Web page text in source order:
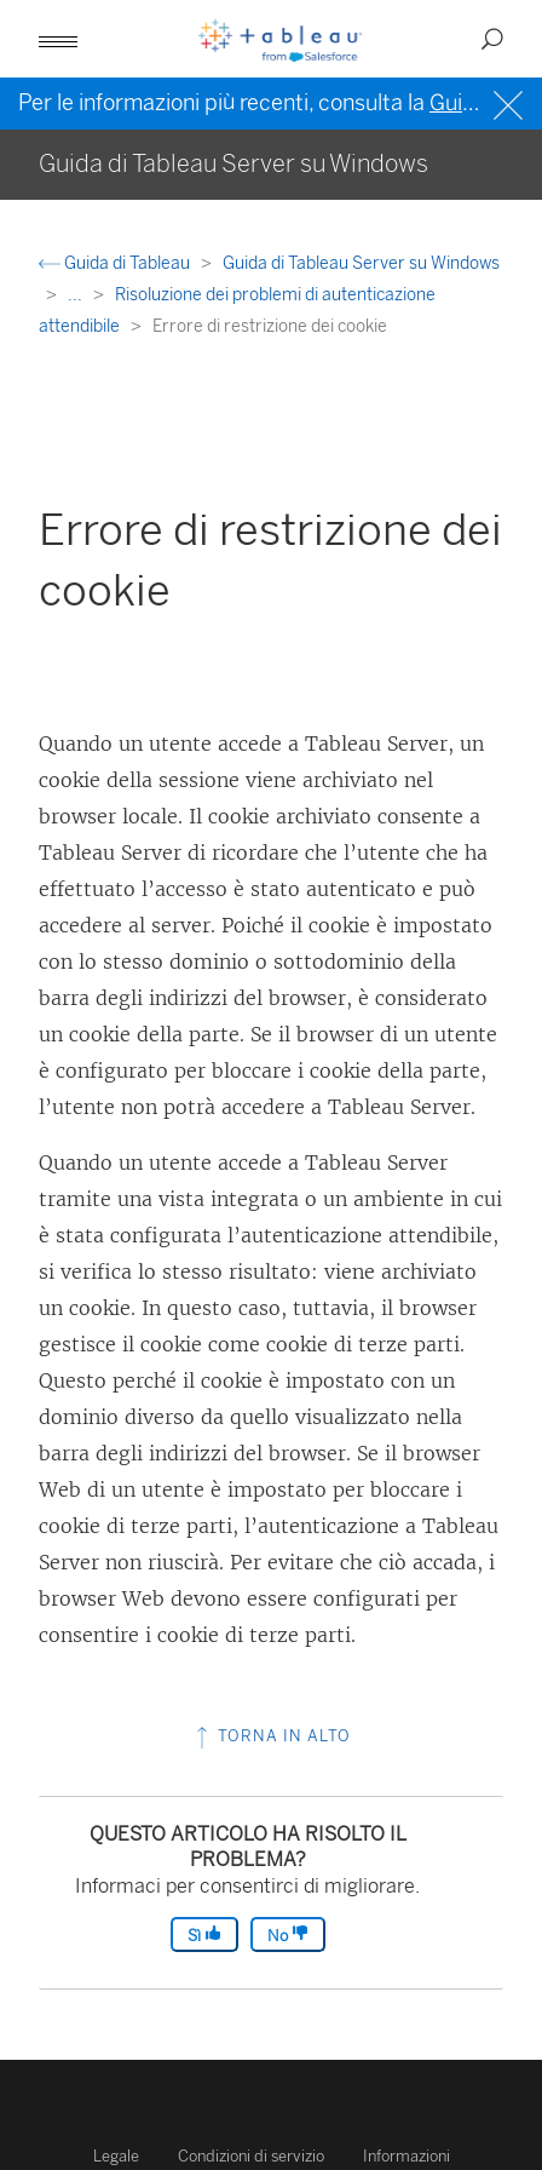
Per le informazioni più recenti, consulta la Guida di Tableau in inglese (Stati Uniti)
Guida di Tableau Server su Windows
Guida di Tableau
Guida di Tableau Server su Windows
...
Risoluzione dei problemi di autenticazione
attendibile
Errore di restrizione dei cookie
Errore di restrizione dei
cookie
Quando un utente accede a Tableau Server, un
cookie della sessione viene archiviato nel
browser locale. Il cookie archiviato consente a
Tableau Server di ricordare che l’utente che ha
effettuato l’accesso è stato autenticato e può
accedere al server. Poiché il cookie è impostato
con lo stesso dominio o sottodominio della
barra degli indirizzi del browser, è considerato
un cookie della parte. Se il browser di un utente
è configurato per bloccare i cookie della parte,
l’utente non potrà accedere a Tableau Server.
Quando un utente accede a Tableau Server
tramite una vista integrata o un ambiente in cui
è stata configurata l’autenticazione attendibile,
si verifica lo stesso risultato: viene archiviato
un cookie. In questo caso, tuttavia, il browser
gestisce il cookie come cookie di terze parti.
Questo perché il cookie è impostato con un
dominio diverso da quello visualizzato nella
barra degli indirizzi del browser. Se il browser
Web di un utente è impostato per bloccare i
cookie di terze parti, l’autenticazione a Tableau
Server non riuscirà. Per evitare che ciò accada, i
browser Web devono essere configurati per
consentire i cookie di terze parti.
TORNA IN ALTO
QUESTO ARTICOLO HA RISOLTO IL
PROBLEMA?
Informaci per consentirci di migliorare.
Sì No
Legale Condizioni di servizio Informazioni